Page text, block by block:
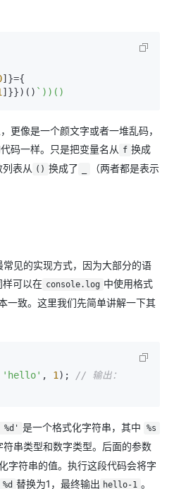
]}={
]}})()
更像是一个颜文字或者一堆乱码，
码一样。只是把变量名从 f 换成
表从 () 换成了
（两者都是表示
见的实现方式，因为大部分的语
样可以在 console.log 中使用格式
一致。这里我们先简单讲解一下其
'hello' , 1 );
// 输出：
%d' 是一个格式化字符串，其中 %s
串类型和数字类型。后面的参数
字符串的值。执行这段代码会将字
%d 替换为1，最终输出 hello-1 。